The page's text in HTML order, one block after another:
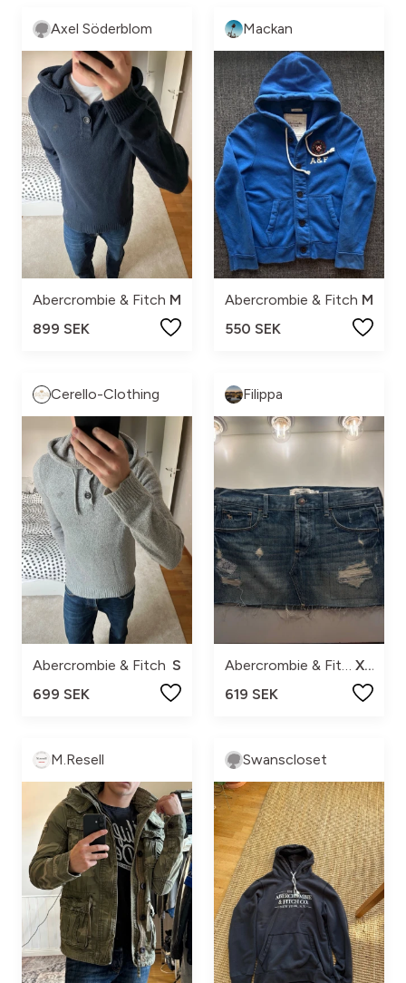
Axel Söderblom
Abercrombie & Fitch M
899 SEK
Mackan
Abercrombie & Fitch M
550 SEK
Cerello-Clothing
Abercrombie & Fitch S
699 SEK
Filippa
XS
619 SEK
M.Resell Swanscloset